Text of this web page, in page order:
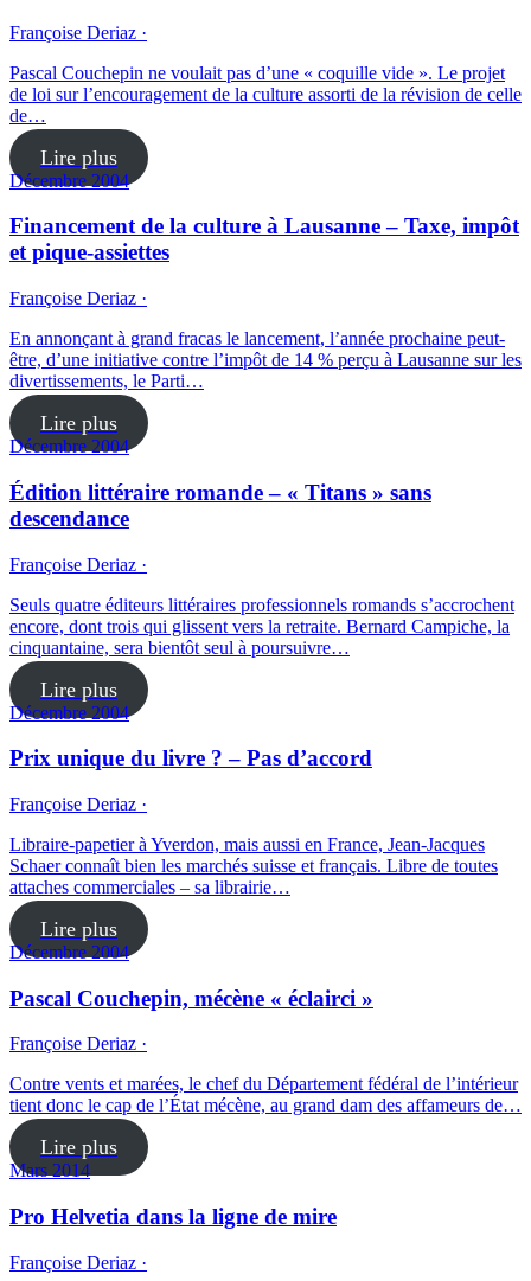
Françoise Deriaz ·
Pascal Couchepin ne voulait pas d’une « coquille vide ». Le projet
de loi sur l’encouragement de la culture assorti de la révision de celle
de…
Lire plus
Décembre 2004
Financement de la culture à Lausanne – Taxe, impôt
et pique-assiettes
Françoise Deriaz ·
En annonçant à grand fracas le lancement, l’année prochaine peut-
être, d’une initiative contre l’impôt de 14 % perçu à Lausanne sur les
divertissements, le Parti…
Lire plus
Décembre 2004
Édition littéraire romande – « Titans » sans
descendance
Françoise Deriaz ·
Seuls quatre éditeurs littéraires professionnels romands s’accrochent
encore, dont trois qui glissent vers la retraite. Bernard Campiche, la
cinquantaine, sera bientôt seul à poursuivre…
Lire plus
Décembre 2004
Prix unique du livre ? – Pas d’accord
Françoise Deriaz ·
Libraire-papetier à Yverdon, mais aussi en France, Jean-Jacques
Schaer connaît bien les marchés suisse et français. Libre de toutes
attaches commerciales – sa librairie…
Lire plus
Décembre 2004
Pascal Couchepin, mécène « éclairci »
Françoise Deriaz ·
Contre vents et marées, le chef du Département fédéral de l’intérieur
tient donc le cap de l’État mécène, au grand dam des affameurs de…
Lire plus
Mars 2014
Pro Helvetia dans la ligne de mire
Françoise Deriaz ·